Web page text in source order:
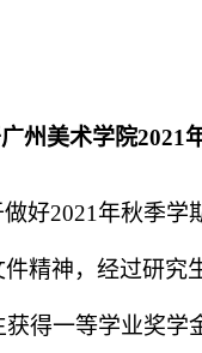
州美术学院2021
好2021年秋季学
精神，经过研
获得一等学业奖学